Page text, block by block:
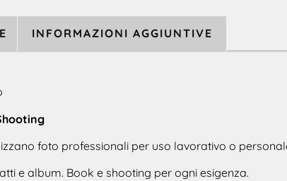
INFORMAZIONI AGGIUNTIVE
foto professionali per uso lavorativo o
e album. Book e shooting per ogni esigenza.